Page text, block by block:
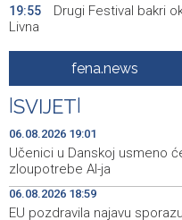
19:55
Drugi Festival bakri
Livna
Novi Travnik
heritage project
19:33
Crishock: OHR
political stakeholders in BiH
19:32
Velika nagrada
2028. godine
19:29
Španska krajnja
fena.news
SVIJET
06.08.2026 19:01
Učenici u Danskoj usmeno
zloupotrebe AI-ja
06.08.2026 18:59
EU pozdravila najavu